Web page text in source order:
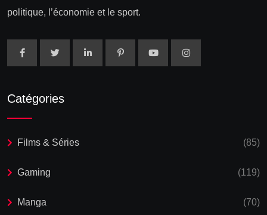
politique, l’économie et le sport.
Catégories
Films & Séries (85)
Gaming (119)
Manga (70)